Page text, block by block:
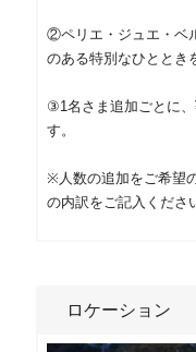
②ペリエ・ジュエ・ベ
のある特別なひととき
③1名さま追加ごとに
す。
※人数の追加をご希望
の内訳をご記入くださ
ロケーション